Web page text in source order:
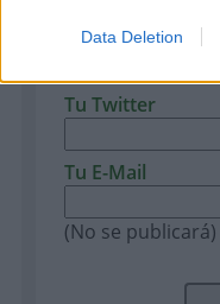
Data Deletion
Tu nombre
Tu Twitter
Tu E-Mail
(No se publicará)